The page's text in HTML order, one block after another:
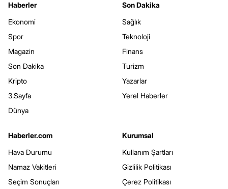
Haberler
Ekonomi
Spor
Magazin
Son Dakika
Kripto
3.Sayfa
Dünya
Son Dakika
Sağlık
Teknoloji
Finans
Turizm
Yazarlar
Yerel Haberler
Haberler.com
Hava Durumu
Namaz Vakitleri
Seçim Sonuçları
Kurumsal
Kullanım Şartları
Gizlilik Politikası
Çerez Politikası